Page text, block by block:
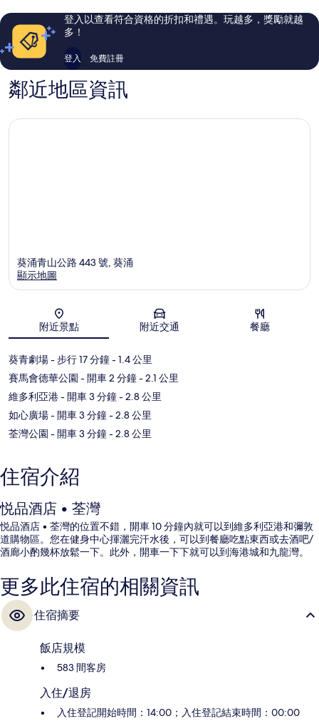
評
論
評
論
登入以查看符合資格的折扣和禮遇。玩越多，獎勵就越
多！
登入 免費註冊
鄰近地區資訊
地圖
葵涌青山公路 443 號, 葵涌
顯示地圖
附近景點 附近交通 餐廳
葵青劇場- 步行 17 分鐘- 1.4 公里
賽馬會德華公園 - 開車 2 分鐘- 2.1 公里
維多利亞港- 開車 3 分鐘- 2.8 公里
如心廣場- 開車 3 分鐘- 2.8 公里
荃灣公園 - 開車 3 分鐘- 2.8 公里
住宿介紹
悦品酒店 • 荃灣
悦品酒店 • 荃灣的位置不錯，開車 10 分鐘內就可以到維多利亞港和彌敦
道購物區。您在健身中心揮灑完汗水後，可以到餐廳吃點東西或去酒吧/
酒廊小酌幾杯放鬆一下。此外，開車一下下就可以到海港城和九龍灣。
更多此住宿的相關資訊
住宿摘要
飯店規模
583 間客房
入住/退房
入住登記開始時間：14:00；入住登記結束時間：00:00